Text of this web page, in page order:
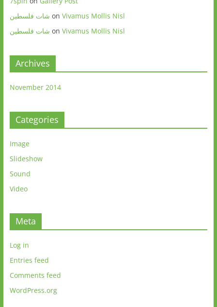
شات فلسطين on Vivamus Mollis Nisl
شات فلسطين on Vivamus Mollis Nisl
Archives
November 2014
Categories
Image
Slideshow
Sound
Video
Meta
Log in
Entries feed
Comments feed
WordPress.org